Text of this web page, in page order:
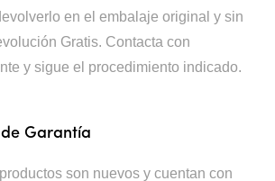
en el embalaje original y sin
Gratis. Contacta con
y sigue el procedimiento indicado.
Garantía
son nuevos y cuentan con